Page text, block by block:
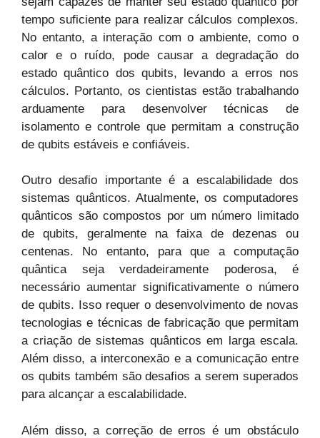
tempo suficiente para realizar cálculos complexos.
No entanto, a interação com o ambiente, como o
calor e o ruído, pode causar a degradação do
estado quântico dos qubits, levando a erros nos
cálculos. Portanto, os cientistas estão trabalhando
arduamente para desenvolver técnicas de
isolamento e controle que permitam a construção
de qubits estáveis e confiáveis.
Outro desafio importante é a escalabilidade dos
sistemas quânticos. Atualmente, os computadores
quânticos são compostos por um número limitado
de qubits, geralmente na faixa de dezenas ou
centenas. No entanto, para que a computação
quântica seja verdadeiramente poderosa, é
necessário aumentar significativamente o número
de qubits. Isso requer o desenvolvimento de novas
tecnologias e técnicas de fabricação que permitam
a criação de sistemas quânticos em larga escala.
Além disso, a interconexão e a comunicação entre
os qubits também são desafios a serem superados
para alcançar a escalabilidade.
Além disso, a correção de erros é um obstáculo